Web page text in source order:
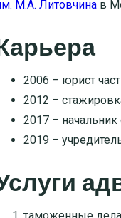
М.А. Литовчинав
2006 – юрист
2012 –
2017 – начальник
2019 –